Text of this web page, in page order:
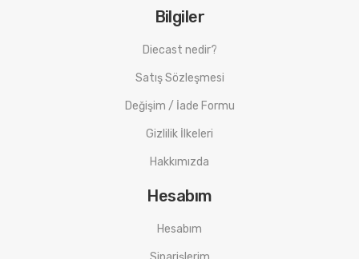
Bilgiler
Diecast nedir?
Satış Sözleşmesi
Değişim / İade Formu
Gizlilik İlkeleri
Hakkımızda
Hesabım
Hesabım